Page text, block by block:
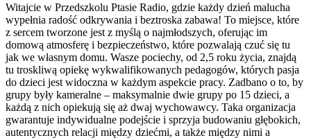
Witajcie w Przedszkolu Ptasie Radio, gdzie każdy dzień malucha
wypełnia radość odkrywania i beztroska zabawa! To miejsce, które
z sercem tworzone jest z myślą o najmłodszych, oferując im
domową atmosferę i bezpieczeństwo, które pozwalają czuć się tu
jak we własnym domu. Wasze pociechy, od 2,5 roku życia, znajdą
tu troskliwą opiekę wykwalifikowanych pedagogów, których pasja
do dzieci jest widoczna w każdym aspekcie pracy. Zadbano o to, by
grupy były kameralne – maksymalnie dwie grupy po 15 dzieci, a
każdą z nich opiekują się aż dwaj wychowawcy. Taka organizacja
gwarantuje indywidualne podejście i sprzyja budowaniu głębokich,
autentycznych relacji między dziećmi, a także między nimi a